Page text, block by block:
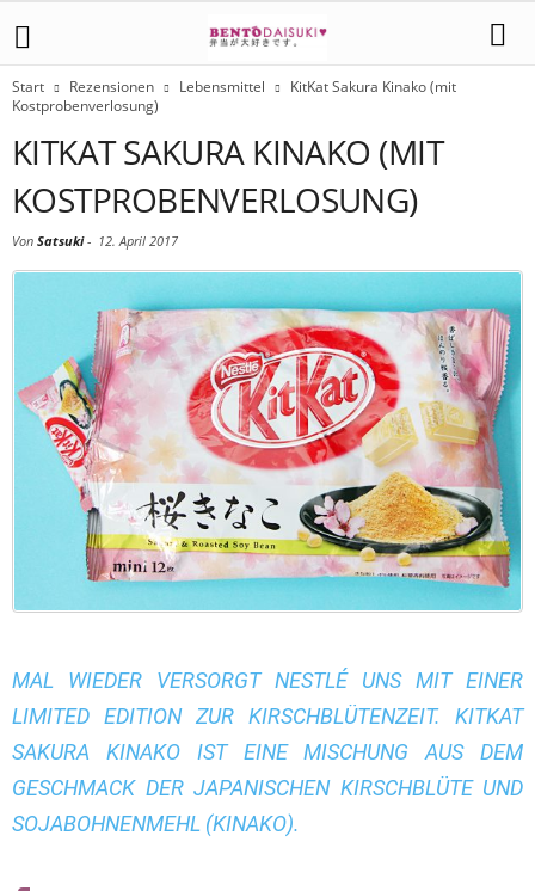
Start Rezensionen Lebensmittel
KitKat Sakura Kinako (mit
Kostprobenverlosung)
KITKAT SAKURA KINAKO (MIT
KOSTPROBENVERLOSUNG)
Von Satsuki- 12. April 2017
MAL WIEDER VERSORGT NESTLÉ UNS MIT EINER
LIMITED EDITION ZUR KIRSCHBLÜTENZEIT. KITKAT
SAKURA KINAKO IST EINE MISCHUNG AUS DEM
GESCHMACK DER JAPANISCHEN KIRSCHBLÜTE UND
SOJABOHNENMEHL (KINAKO).